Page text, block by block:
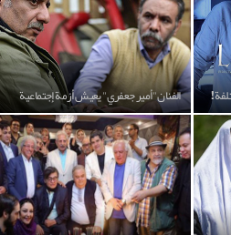
الفنان "أمير جعفري" يعيش أزمة إجتماعية